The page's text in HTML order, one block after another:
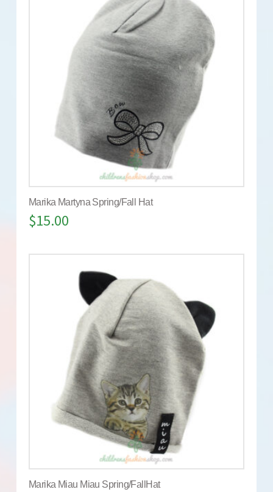
Marika Martyna Spring/Fall Hat
$15.00
Marika Miau Miau Spring/FallHat